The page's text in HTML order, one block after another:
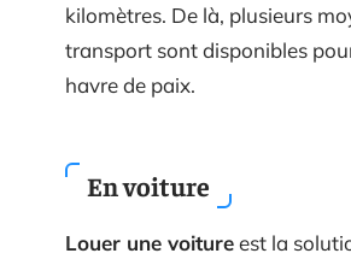
kilomètres. De là, plusieurs
transport sont disponibles
havre de paix.
En voiture
Louer une voitureest la